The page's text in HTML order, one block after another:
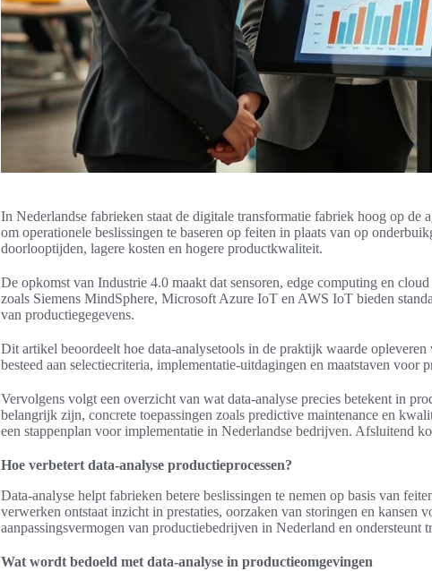
In Nederlandse fabrieken staat de digitale transformatie fabriek hoog op de
om operationele beslissingen te baseren op feiten in plaats van op
doorlooptijden, lagere kosten en hogere productkwaliteit.
De opkomst van Industrie 4.0 maakt dat sensoren, edge computing en
zoals Siemens MindSphere, Microsoft Azure IoT en AWS IoT bieden
van productiegegevens.
Dit artikel beoordeelt hoe data-analysetools in de praktijk waarde
besteed aan selectiecriteria, implementatie-uitdagingen en maatstaven voor
Vervolgens volgt een overzicht van wat data-analyse precies betekent in
belangrijk zijn, concrete toepassingen zoals predictive maintenance en
een stappenplan voor implementatie in Nederlandse bedrijven. Afsluitend
Hoe verbetert data-analyse productieprocessen?
Data-analyse helpt fabrieken betere beslissingen te nemen op basis van
verwerken ontstaat inzicht in prestaties, oorzaken van storingen en kansen
aanpassingsvermogen van productiebedrijven in Nederland en ondersteunt
Wat wordt bedoeld met data-analyse in productieomgevingen